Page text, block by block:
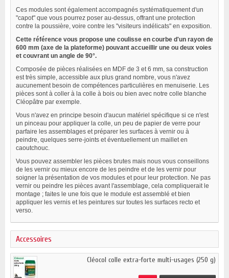
Ces modules sont également accompagnés systématiquement d'un
"capot" que vous pourrez poser au-dessus, offrant une protection
contre la poussière, voire contre les "visiteurs indélicats" en exposition.
Cette référence vous propose une coulisse en courbe d'un rayon de
600 mm (axe de la plateforme) pouvant accueillir une ou deux voies
et couvrant un angle de 90°.
Composée de pièces réalisées en MDF de 3 et 6 mm, sa construction
est très simple, accessible aux plus grand nombre, vous n'avez
aucunement besoin de compétences particulières en menuiserie. Les
pièces sont à coller à la colle à bois ou bien avec notre colle blanche
Cléopâtre par exemple.
Vous n'avez en principe besoin d'aucun matériel spécifique si ce n'est
un pinceau pour appliquer la colle, un peu de papier de verre pour
parfaire les assemblages et préparer les surfaces à vernir ou à
peindre, quelques serre-joints et éventuellement un maillet en
caoutchouc.
Vous pouvez assembler les pièces brutes mais nous vous conseillons
de les vernir ou mieux encore de les peindre et de les vernir pour
soigner la présentation de vos modules et pour leur protection. Ne pas
vernir ou peindre les pièces avant l'assemblage, cela compliquerait le
montage ; faites le une fois que le module est assemblé et bien
appliquer les vernis et les peintures sur toutes les surfaces recto et
verso.
Accessoires
Cléocol colle extra-forte multi-usages (250 g)